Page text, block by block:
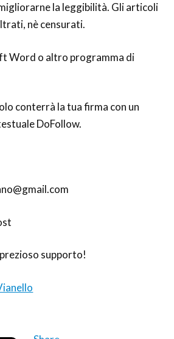
la leggibilità. Gli articoli
nè censurati.
Word o altro programma di
conterrà la tua firma con un
DoFollow.
supporto!